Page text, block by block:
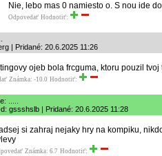
Nie, lebo mas 0 namiesto o. S nou ide
Odpovedať Hodnotiť:
| Pridané: 20.6.2025 11:26
ojeb bola frcguma, ktoru pouzil tvoj
Známka: -10.0 Hodnotiť:
.....
gssshslb | Pridané: 20.6.2025 11:28
si zahraj nejaky hry na kompiku,
Známka: 6.7 Hodnotiť: